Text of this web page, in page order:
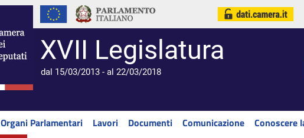
XVII Legislatura
dal 15/03/2013 - al 22/03/2018
Organi Parlamentari Lavori Documenti Comunicazione Conoscere